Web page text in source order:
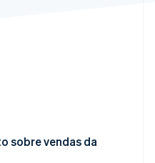
sobre vendas da